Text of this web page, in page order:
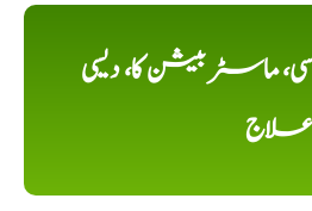
ماسٹر بیشن کا، دیسی
علاج